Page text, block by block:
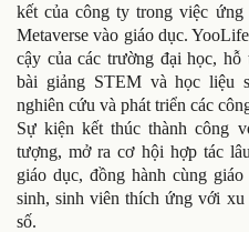
kết của công ty trong việc
Metaverse vào giáo dục.
cậy của các trường đại học,
bài giảng STEM và học liệu
nghiên cứu và phát triển các
Sự kiện kết thúc thành công
tượng, mở ra cơ hội hợp tác
giáo dục, đồng hành cùng
sinh, sinh viên thích ứng với xu
số.